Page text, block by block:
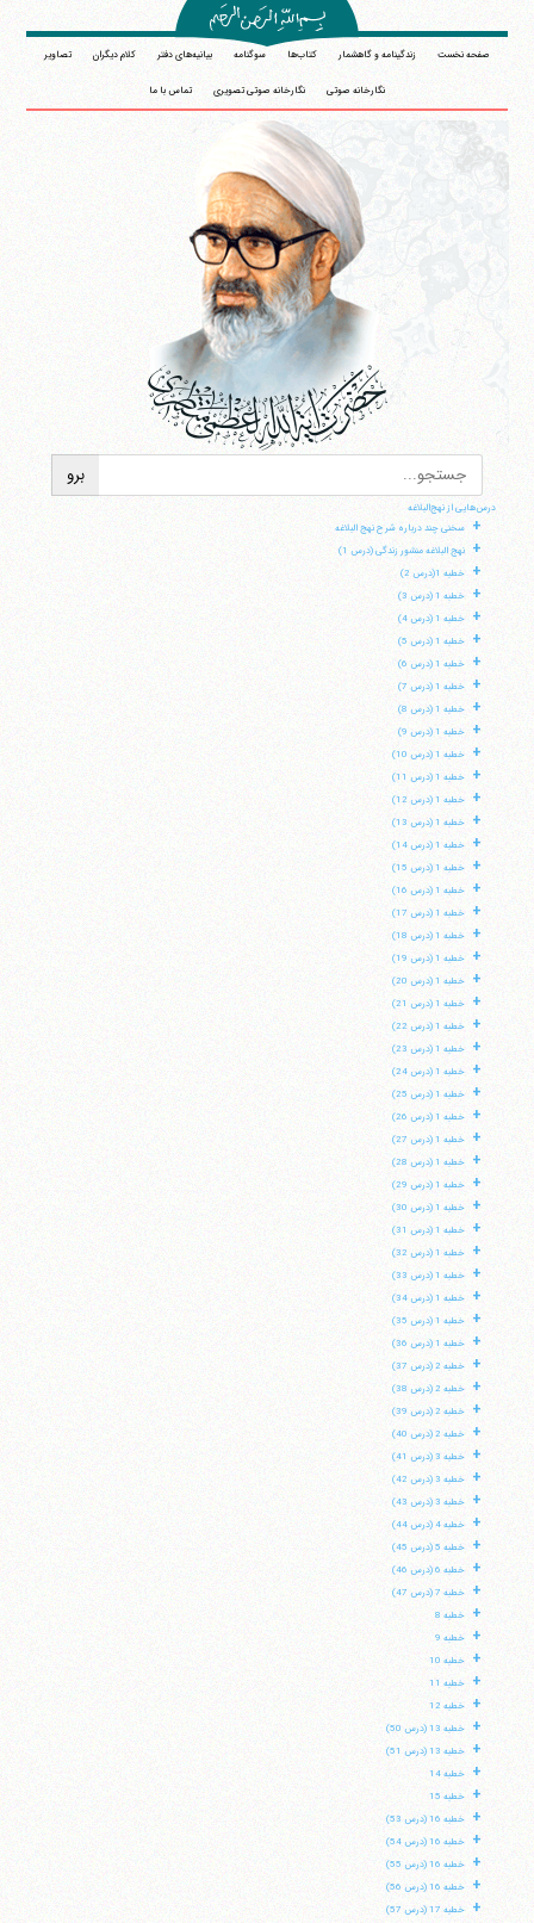
صفحه نخست زندگینامه و گاهشمار کتاب‌ها سوگنامه بیانیه‌های دفتر کلام دیگران تصاویر
نگارخانه صوتی نگارخانه صوتی تصویری تماس با ما
درس‌هایی از نهج‌البلاغه
+ سخنی چند درباره شرح نهج البلاغه
+ نهج البلاغه منشور زندگی (درس 1)
+ خطبه 1(درس 2)
+ خطبه 1 (درس 3)
+ خطبه 1 (درس 4)
+ خطبه 1 (درس 5)
+ خطبه 1 (درس 6)
+ خطبه 1 (درس 7)
+ خطبه 1 (درس 8)
+ خطبه 1 (درس 9)
+ خطبه 1 (درس 10)
+ خطبه 1 (درس 11)
+ خطبه 1 (درس 12)
+ خطبه 1 (درس 13)
+ خطبه 1 (درس 14)
+ خطبه 1 (درس 15)
+ خطبه 1 (درس 16)
+ خطبه 1 (درس 17)
+ خطبه 1 (درس 18)
+ خطبه 1 (درس 19)
+ خطبه 1 (درس 20)
+ خطبه 1 (درس 21)
+ خطبه 1 (درس 22)
+ خطبه 1 (درس 23)
+ خطبه 1 (درس 24)
+ خطبه 1 (درس 25)
+ خطبه 1 (درس 26)
+ خطبه 1 (درس 27)
+ خطبه 1 (درس 28)
+ خطبه 1 (درس 29)
+ خطبه 1 (درس 30)
+ خطبه 1 (درس 31)
+ خطبه 1 (درس 32)
+ خطبه 1 (درس 33)
+ خطبه 1 (درس 34)
+ خطبه 1 (درس 35)
+ خطبه 1 (درس 36)
+ خطبه 2 (درس 37)
+ خطبه 2 (درس 38)
+ خطبه 2 (درس 39)
+ خطبه 2 (درس 40)
+ خطبه 3 (درس 41)
+ خطبه 3 (درس 42)
+ خطبه 3 (درس 43)
+ خطبه 4 (درس 44)
+ خطبه 5 (درس 45)
+ خطبه 6 (درس 46)
+ خطبه 7 (درس 47)
+ خطبه 8
+ خطبه 9
+ خطبه 10
+ خطبه 11
+ خطبه 12
+ خطبه 13 (درس 50)
+ خطبه 13 (درس 51)
+ خطبه 14
+ خطبه 15
+ خطبه 16 (درس 53)
+ خطبه 16 (درس 54)
+ خطبه 16 (درس 55)
+ خطبه 16 (درس 56)
+ خطبه 17 (درس 57)